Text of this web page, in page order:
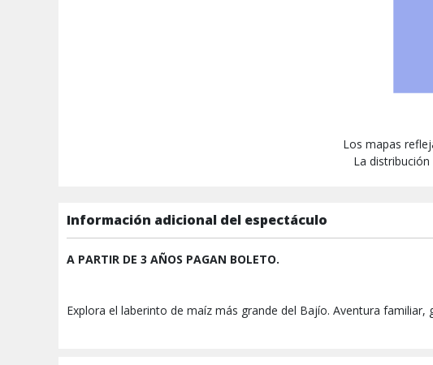
Los mapas
La
Información adicional del espectáculo
A PARTIR DE 3 AÑOS PAGAN BOLETO.
Explora el laberinto de maíz más grande del Bajío. Aventura familiar,